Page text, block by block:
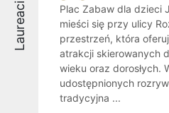
Laureaci
Plac Zabaw dla dzieci
mieści się przy ulicy
przestrzeń, która
atrakcji skierowanych
wieku oraz dorosłych.
udostępnionych
tradycyjna ...